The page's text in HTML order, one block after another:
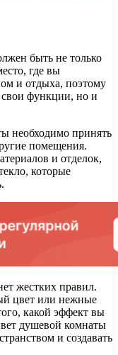
быть не только
где вы
и отдыха, поэтому
функции, но и
необходимо принять
помещения.
и отделок,
которые
жестких правил.
цвет или нежные
какой эффект вы
душевой комнаты
и создавать